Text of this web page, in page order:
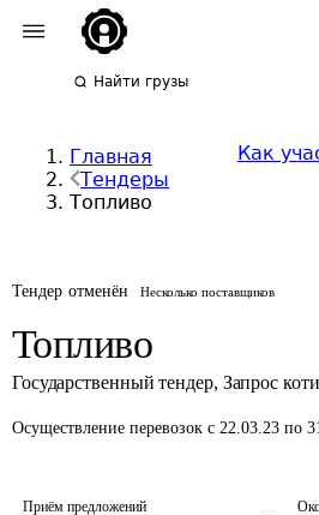
Найти грузы
Главная
Тендеры
Топливо
Как
Тендер отменён Несколько поставщиков
Топливо
Государственный тендер, Запрос
Осуществление перевозок с 22.03.23 по
Приём предложений